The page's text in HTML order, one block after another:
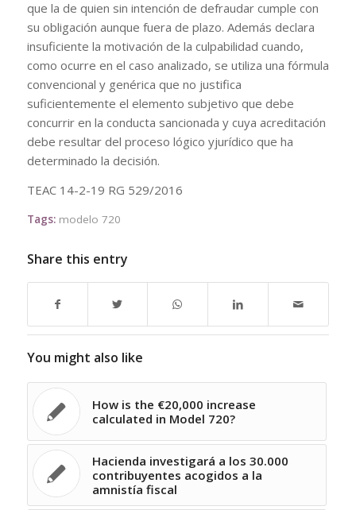
que la de quien sin intención de defraudar cumple con
su obligación aunque fuera de plazo. Además declara
insuficiente la motivación de la culpabilidad cuando,
como ocurre en el caso analizado, se utiliza una fórmula
convencional y genérica que no justifica
suficientemente el elemento subjetivo que debe
concurrir en la conducta sancionada y cuya acreditación
debe resultar del proceso lógico yjurídico que ha
determinado la decisión.
TEAC 14-2-19 RG 529/2016
Tags: modelo 720
Share this entry
You might also like
How is the €20,000 increase
calculated in Model 720?
Hacienda investigará a los 30.000
contribuyentes acogidos a la
amnistía fiscal